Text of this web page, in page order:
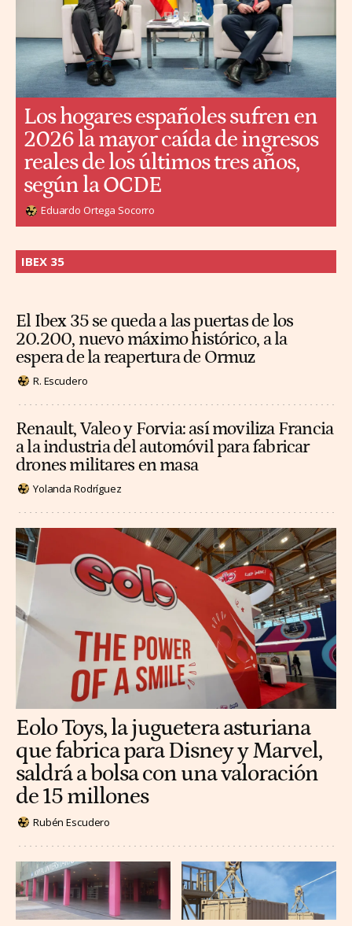
Los hogares españoles sufren en
2026 la mayor caída de ingresos
reales de los últimos tres años,
según la OCDE
Eduardo Ortega Socorro
IBEX 35
El Ibex 35 se queda a las puertas de los
20.200, nuevo máximo histórico, a la
espera de la reapertura de Ormuz
R. Escudero
Renault, Valeo y Forvia: así moviliza Francia
a la industria del automóvil para fabricar
drones militares en masa
Yolanda Rodríguez
Eolo Toys, la juguetera asturiana
que fabrica para Disney y Marvel,
saldrá a bolsa con una valoración
de 15 millones
Rubén Escudero